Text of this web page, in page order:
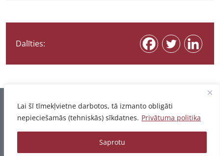
Lai šī tīmekļvietne darbotos, tā izmanto obligāti
nepieciešamās (tehniskās) sīkdatnes. Privātuma politika
Saprotu
Dalīties:
Informācija pēdējo reizi atjaunota 06.08.2026
© 2026 - Pētījumu un publikāciju datubāze